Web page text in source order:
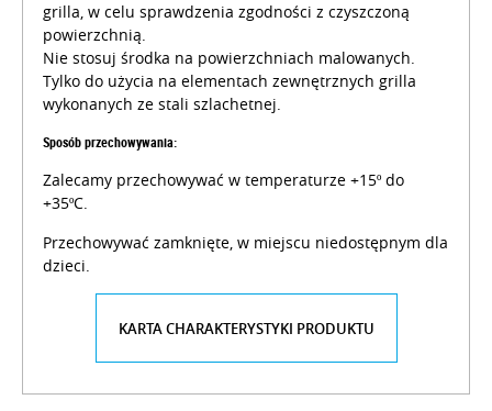
grilla, w celu sprawdzenia zgodności z czyszczoną
powierzchnią.
Nie stosuj środka na powierzchniach malowanych.
Tylko do użycia na elementach zewnętrznych grilla
wykonanych ze stali szlachetnej.
Sposób przechowywania:
Zalecamy przechowywać w temperaturze +15º do
+35ºC.
Przechowywać zamknięte, w miejscu niedostępnym dla
dzieci.
KARTA CHARAKTERYSTYKI PRODUKTU